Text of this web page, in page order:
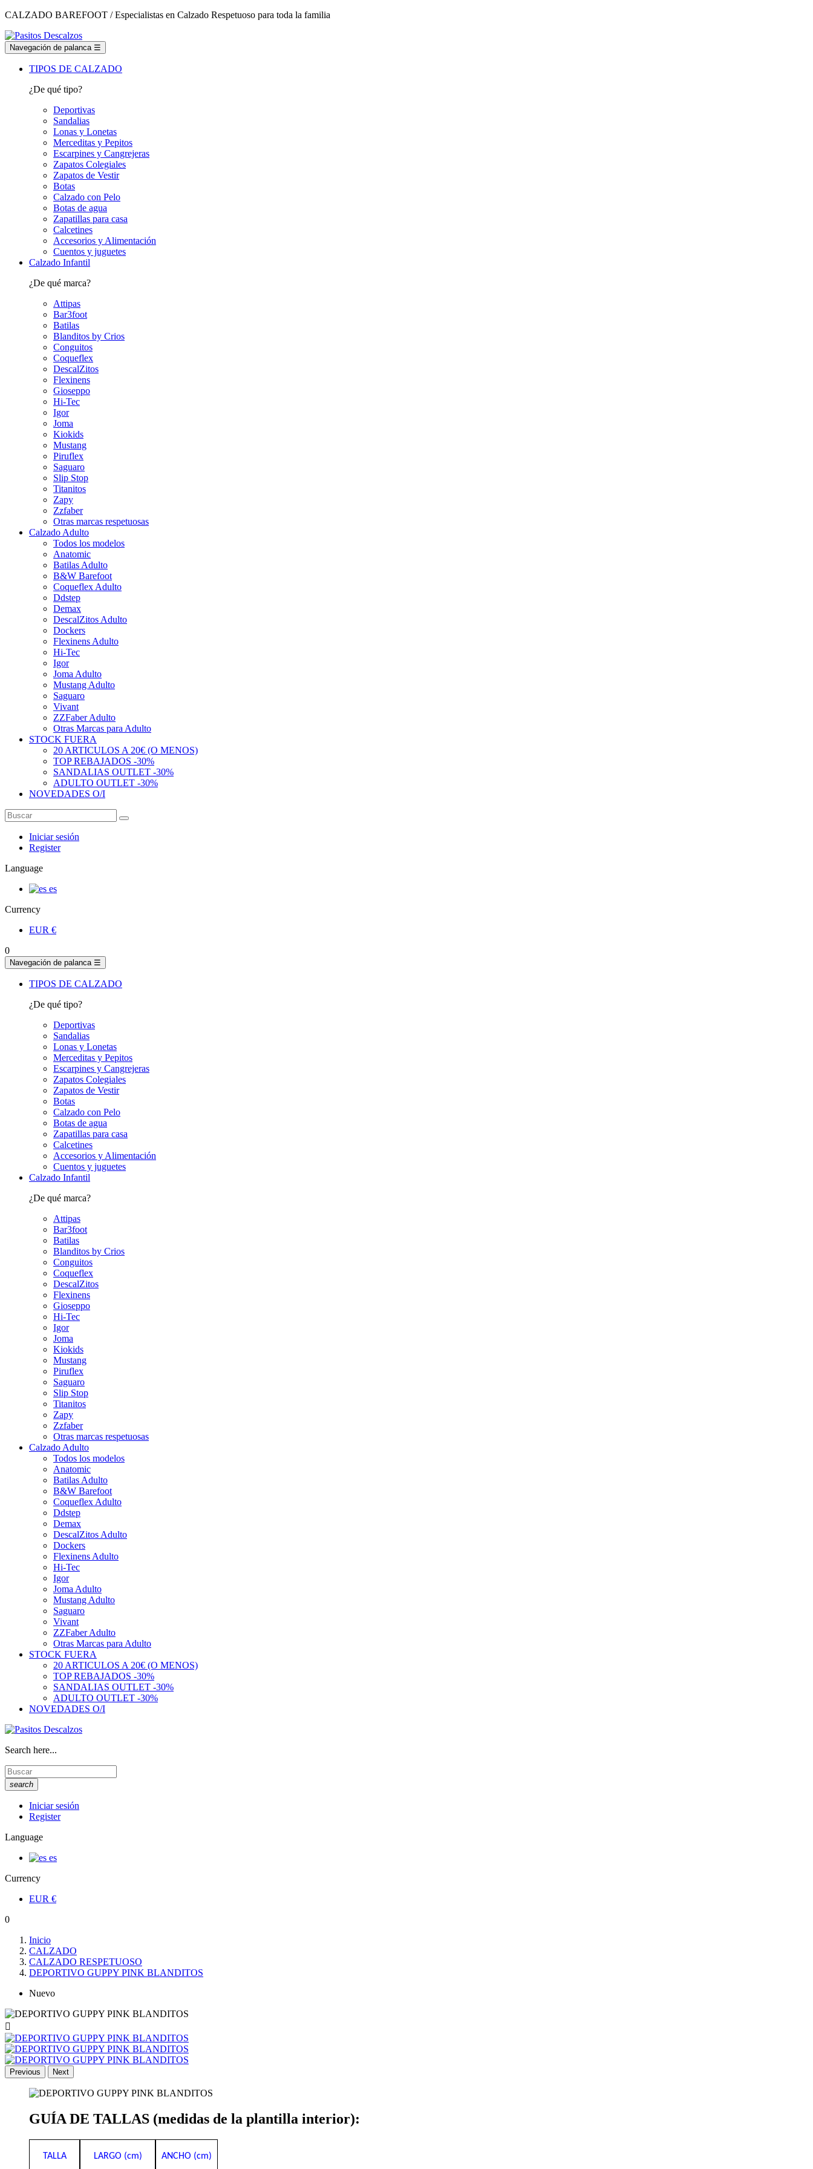
CALZADO BAREFOOT / Especialistas en Calzado Respetuoso para toda la familia
Navegación de palanca ☰
TIPOS DE CALZADO
¿De qué tipo?
Deportivas
Sandalias
Lonas y Lonetas
Merceditas y Pepitos
Escarpines y Cangrejeras
Zapatos Colegiales
Zapatos de Vestir
Botas
Calzado con Pelo
Botas de agua
Zapatillas para casa
Calcetines
Accesorios y Alimentación
Cuentos y juguetes
Calzado Infantil
¿De qué marca?
Attipas
Bar3foot
Batilas
Blanditos by Crios
Conguitos
Coqueflex
DescalZitos
Flexinens
Gioseppo
Hi-Tec
Igor
Joma
Kiokids
Mustang
Piruflex
Saguaro
Slip Stop
Titanitos
Zapy
Zzfaber
Otras marcas respetuosas
Calzado Adulto
Todos los modelos
Anatomic
Batilas Adulto
B&W Barefoot
Coqueflex Adulto
Ddstep
Demax
DescalZitos Adulto
Dockers
Flexinens Adulto
Hi-Tec
Igor
Joma Adulto
Mustang Adulto
Saguaro
Vivant
ZZFaber Adulto
Otras Marcas para Adulto
STOCK FUERA
20 ARTICULOS A 20€ (O MENOS)
TOP REBAJADOS -30%
SANDALIAS OUTLET -30%
ADULTO OUTLET -30%
NOVEDADES O/I
Iniciar sesión
Register
Language
es
Currency
EUR €
0
Navegación de palanca ☰
TIPOS DE CALZADO
¿De qué tipo?
Deportivas
Sandalias
Lonas y Lonetas
Merceditas y Pepitos
Escarpines y Cangrejeras
Zapatos Colegiales
Zapatos de Vestir
Botas
Calzado con Pelo
Botas de agua
Zapatillas para casa
Calcetines
Accesorios y Alimentación
Cuentos y juguetes
Calzado Infantil
¿De qué marca?
Attipas
Bar3foot
Batilas
Blanditos by Crios
Conguitos
Coqueflex
DescalZitos
Flexinens
Gioseppo
Hi-Tec
Igor
Joma
Kiokids
Mustang
Piruflex
Saguaro
Slip Stop
Titanitos
Zapy
Zzfaber
Otras marcas respetuosas
Calzado Adulto
Todos los modelos
Anatomic
Batilas Adulto
B&W Barefoot
Coqueflex Adulto
Ddstep
Demax
DescalZitos Adulto
Dockers
Flexinens Adulto
Hi-Tec
Igor
Joma Adulto
Mustang Adulto
Saguaro
Vivant
ZZFaber Adulto
Otras Marcas para Adulto
STOCK FUERA
20 ARTICULOS A 20€ (O MENOS)
TOP REBAJADOS -30%
SANDALIAS OUTLET -30%
ADULTO OUTLET -30%
NOVEDADES O/I
Search here...
search
Iniciar sesión
Register
Language
es
Currency
EUR €
0
Inicio
CALZADO
CALZADO RESPETUOSO
DEPORTIVO GUPPY PINK BLANDITOS
Nuevo

Previous Next
GUÍA DE TALLAS (medidas de la plantilla interior):
TALLA LARGO (cm) ANCHO (cm)